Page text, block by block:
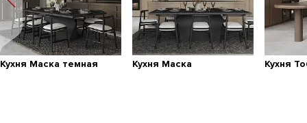
Кухня Маска темная Кухня Маска Кухня